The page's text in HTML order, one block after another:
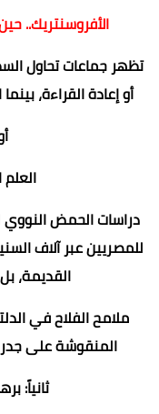
الأفروسنتريك..
تظهر جماعات تحاول
أو إعادة القراءة،
دراسات الحمض النووي
للمصريين عبر آلاف
القديمة،
ملامح الفلاح في
المنقوشة على
ثانياً: